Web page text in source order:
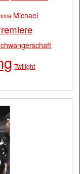
Michael
Twilight